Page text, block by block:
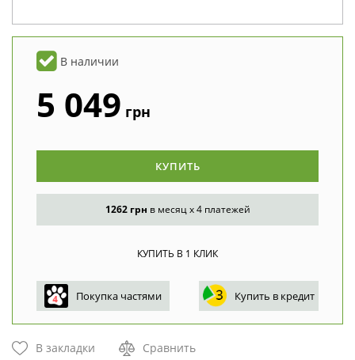
В наличии
5 049 грн
КУПИТЬ
1262 грн в месяц x 4 платежей
Покупка частями Купить в кредит
В закладки Сравнить